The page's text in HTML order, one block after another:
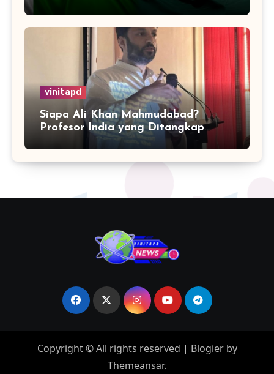
vinitapd
Siapa Ali Khan Mahmudabad?
Profesor India yang Ditangkap
karena Kritik Operasi Sindoor
Copyright © All rights reserved | Blogierby
Themeansar.